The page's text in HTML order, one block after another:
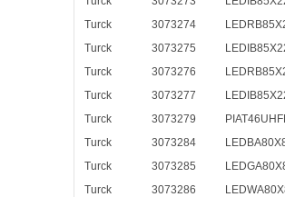
Turck
3073274
Turck
3073275
Turck
3073276
Turck
3073277
Turck
3073279
Turck
3073284
Turck
3073285
Turck
3073286